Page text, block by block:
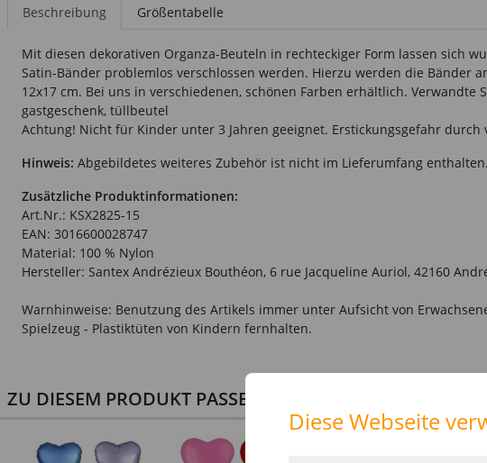
Beschreibung Größentabelle
Mit diesen dekorativen Organza-Beuteln in rechteckiger Form lassen sich
Satin-Bänder problemlos verschlossen werden. Hierzu werden die Bänder
12x17 cm. Bei uns in verschiedenen, schönen Farben erhältlich.
gastgeschenk, tüllbeutel
Achtung! Nicht für Kinder unter 3 Jahren geeignet. Erstickungsgefahr durch
Hinweis: Abgebildetes weiteres Zubehör ist nicht im Lieferumfang enthalten.
Zusätzliche Produktinformationen:
Art.Nr.: KSX2825-15
EAN: 3016600028747
Material: 100 % Nylon
Hersteller: Santex Andrézieux Bouthéon, 6 rue Jacqueline Auriol, 42160
Warnhinweise: Benutzung des Artikels immer unter Aufsicht von
Spielzeug - Plastiktüten von Kindern fernhalten.
ZU DIESEM PRODUKT PASSEN AUCH PERFEKT DIESE
Diese Webseite